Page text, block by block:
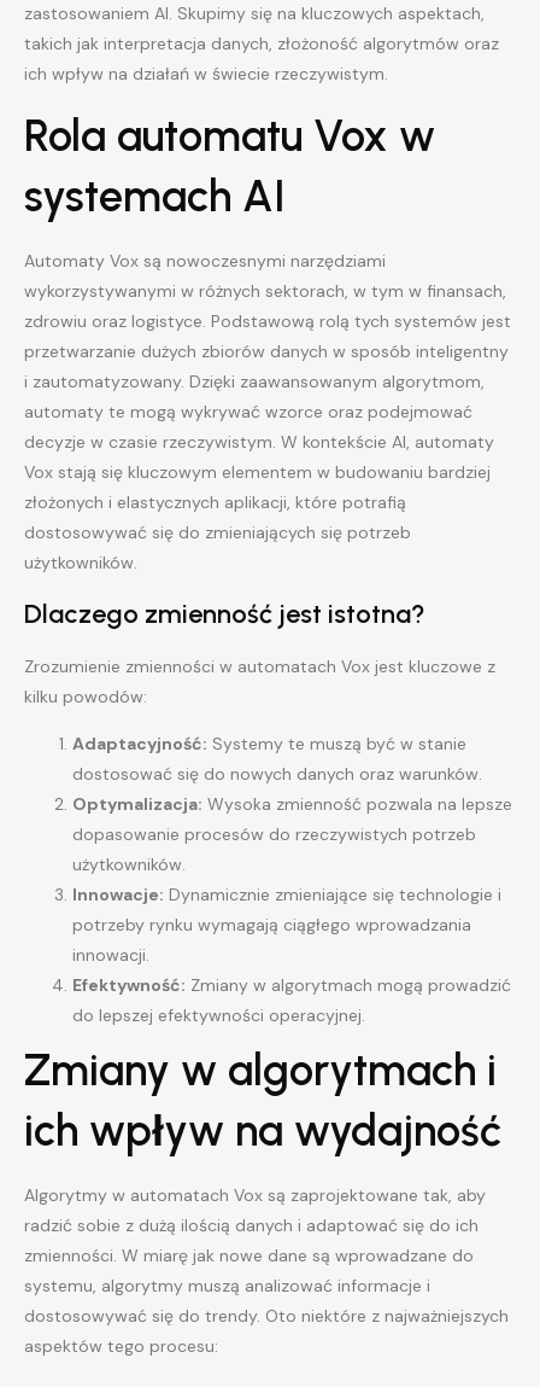
zastosowaniem AI. Skupimy się na kluczowych aspektach,
takich jak interpretacja danych, złożoność algorytmów oraz
ich wpływ na działań w świecie rzeczywistym.
Rola automatu Vox w
systemach AI
Automaty Vox są nowoczesnymi narzędziami
wykorzystywanymi w różnych sektorach, w tym w finansach,
zdrowiu oraz logistyce. Podstawową rolą tych systemów jest
przetwarzanie dużych zbiorów danych w sposób inteligentny
i zautomatyzowany. Dzięki zaawansowanym algorytmom,
automaty te mogą wykrywać wzorce oraz podejmować
decyzje w czasie rzeczywistym. W kontekście AI, automaty
Vox stają się kluczowym elementem w budowaniu bardziej
złożonych i elastycznych aplikacji, które potrafią
dostosowywać się do zmieniających się potrzeb
użytkowników.
Dlaczego zmienność jest istotna?
Zrozumienie zmienności w automatach Vox jest kluczowe z
kilku powodów:
Adaptacyjność: Systemy te muszą być w stanie
dostosować się do nowych danych oraz warunków.
Optymalizacja: Wysoka zmienność pozwala na lepsze
dopasowanie procesów do rzeczywistych potrzeb
użytkowników.
Innowacje: Dynamicznie zmieniające się technologie i
potrzeby rynku wymagają ciągłego wprowadzania
innowacji.
Efektywność: Zmiany w algorytmach mogą prowadzić
do lepszej efektywności operacyjnej.
Zmiany w algorytmach i
ich wpływ na wydajność
Algorytmy w automatach Vox są zaprojektowane tak, aby
radzić sobie z dużą ilością danych i adaptować się do ich
zmienności. W miarę jak nowe dane są wprowadzane do
systemu, algorytmy muszą analizować informacje i
dostosowywać się do trendy. Oto niektóre z najważniejszych
aspektów tego procesu: